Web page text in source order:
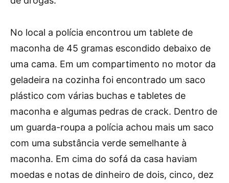
No local a polícia encontrou um tablete de
maconha de 45 gramas escondido debaixo de
uma cama. Em um compartimento no motor da
geladeira na cozinha foi encontrado um saco
plástico com várias buchas e tabletes de
maconha e algumas pedras de crack. Dentro de
um guarda-roupa a polícia achou mais um saco
com uma substância verde semelhante à
maconha. Em cima do sofá da casa haviam
moedas e notas de dinheiro de dois, cinco, dez